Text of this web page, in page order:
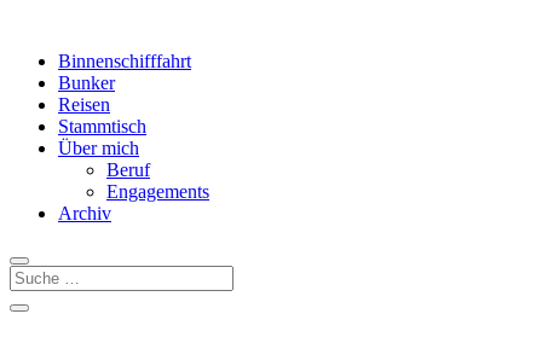
Binnenschifffahrt
Bunker
Reisen
Stammtisch
Über mich
Beruf
Engagements
Archiv